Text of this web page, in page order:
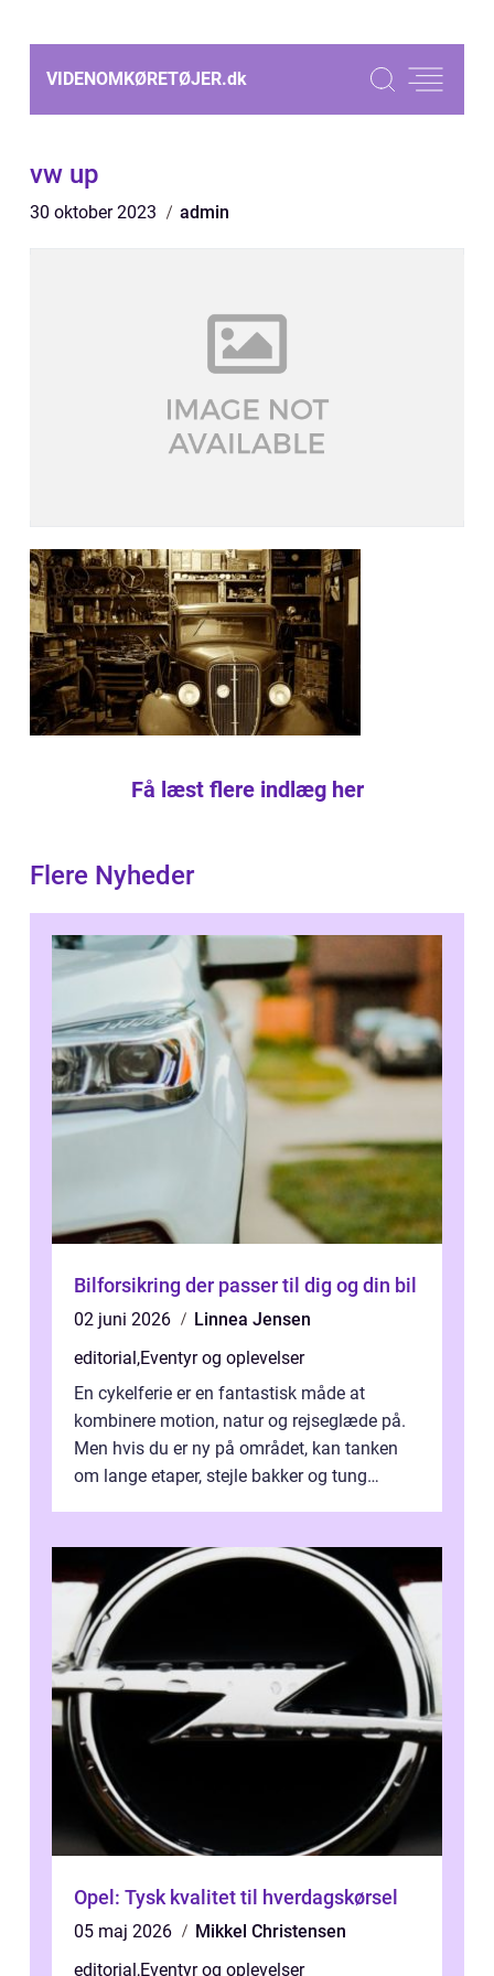
VIDENOMKØRETØJER.dk
vw up
30 oktober 2023 admin
Få læst flere indlæg her
Flere Nyheder
Bilforsikring der passer til dig og din bil
02 juni 2026
Linnea Jensen
editorial,Eventyr og oplevelser
En cykelferie er en fantastisk måde at
kombinere motion, natur og rejseglæde på.
Men hvis du er ny på området, kan tanken
om lange etaper, stejle bakker og tung
Opel: Tysk kvalitet til hverdagskørsel
05 maj 2026
Mikkel Christensen
editorial,Eventyr og oplevelser